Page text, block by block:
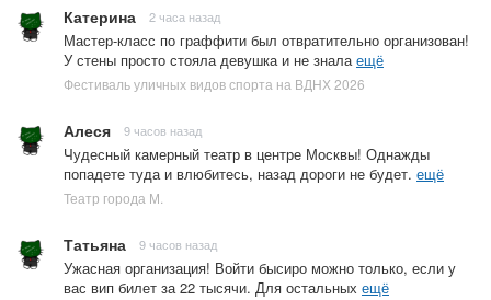
Катерина 2 часа назад
Мастер-класс по граффити был отвратительно организован!
У стены просто стояла девушка и не зналаещё
Фестиваль уличных видов спорта на ВДНХ 2026
Алеся 9 часов назад
Чудесный камерный театр в центре Москвы! Однажды
попадете туда и влюбитесь, назад дороги не будет. ещё
Театр города М.
Татьяна 9 часов назад
Ужасная организация! Войти бысиро можно только, если у
вас вип билет за 22 тысячи. Для остальных ещё